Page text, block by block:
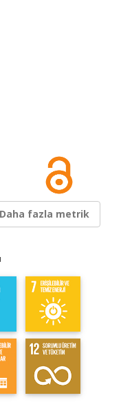
Daha fazla metrik